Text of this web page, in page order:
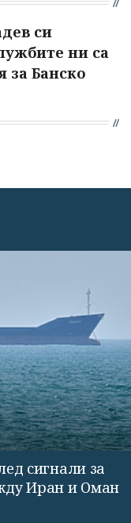
си
ни са
за Банско
сигнали за
Иран и Оман